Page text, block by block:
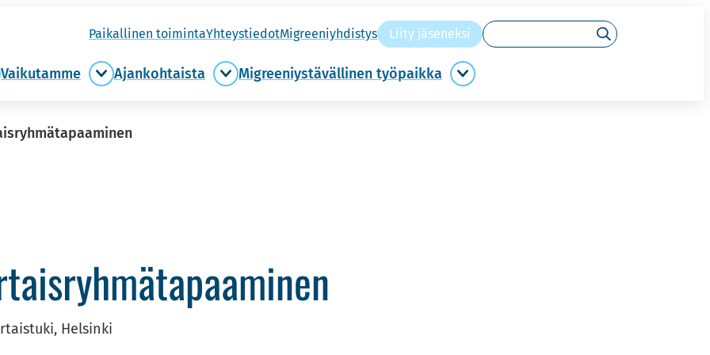
Pai­kal­li­nen toi­min­taYh­teys­tie­dotMigree­niyh­dis­tys Liity jä­se­nek­si Hakusanat
Hae
Vai­ku­tam­me
Vaikutamme
Ajan­koh­tais­ta
Ajankohtaista
Migree­niys­tä­väl­li­nen työ­paik­ka
Migreeniystävällinen
Helsinki